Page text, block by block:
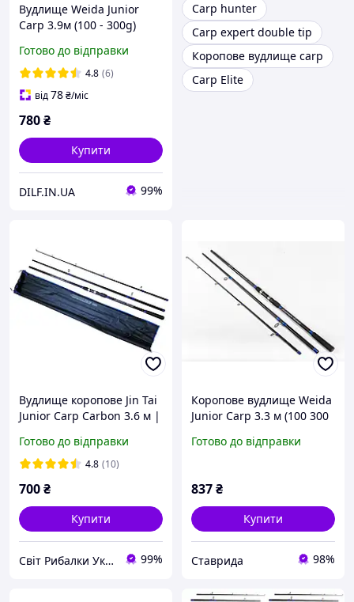
Вудлище Weida Junior
Carp 3.9м (100 - 300g)
Готово до відправки
4.8 (6)
від78₴/міс
780₴
Купити
DILF.IN.UA 99%
Carp hunter
Carp expert double tip
Коропове вудлище carp
Carp Elite
Вудлище коропове Jin Tai
Junior Carp Carbon 3.6 м |
та надійне
Готово до відправки
4.8 (10)
700₴
Купити
Світ Рибалки Україна 99%
Коропове вудлище Weida
Junior Carp 3.3 м (100 300
Готово до відправки
837₴
Купити
Ставрида 98%